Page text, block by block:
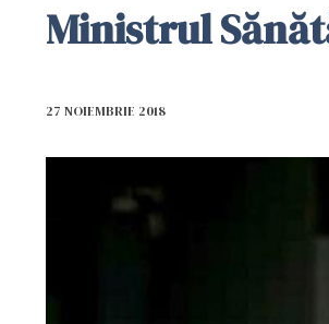
Ministrul
27 NOIEMBRIE 2018